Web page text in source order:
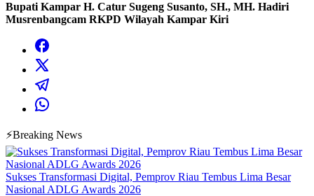
Bupati Kampar H. Catur Sugeng Susanto, SH., MH. Hadiri
Musrenbangcam RKPD Wilayah Kampar Kiri
⚡Breaking News
Sukses Transformasi Digital, Pemprov Riau Tembus Lima Besar
Nasional ADLG Awards 2026